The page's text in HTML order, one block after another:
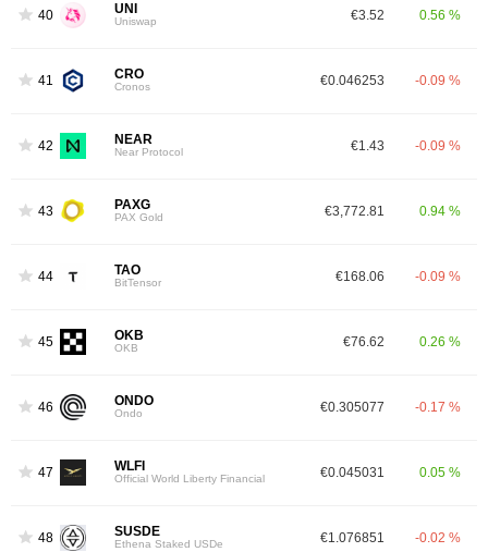
40 UNI
Uniswap €3.52 0.56 %
41 CRO
Cronos €0.046253 -0.09 %
42 NEAR
Near Protocol €1.43 -0.09 %
43 PAXG
PAX Gold €3,772.81 0.94 %
44 TAO
BitTensor €168.06 -0.09 %
45 OKB
OKB €76.62 0.26 %
46 ONDO
Ondo €0.305077 -0.17 %
47 WLFI
Official World Liberty Financial €0.045031 0.05 %
48 SUSDE
Ethena Staked USDe €1.076851 -0.02 %